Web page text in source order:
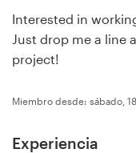
Interested in
Just drop me a line
project!
Miembro desde: sábado,
Experiencia
Obtenga
diseño
Diseño de logotipo